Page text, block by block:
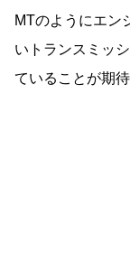
MTのようにエン
いトランスミッ
ていることが期